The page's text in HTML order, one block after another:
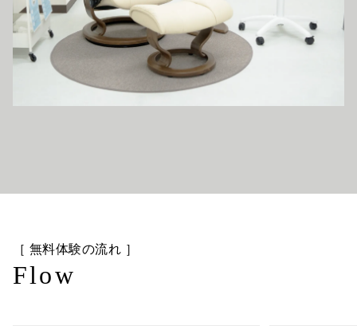
［ 無料体験の流れ ］
Flow